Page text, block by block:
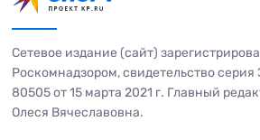
Сетевое издание (сайт)
Роскомнадзором, свидетельство
80505 от 15 марта 2021 г. Главный
Олеся Вячеславовна.